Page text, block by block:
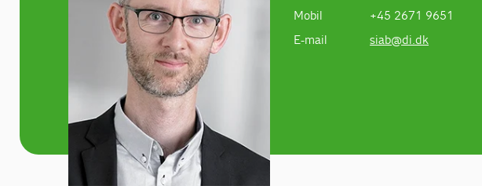
Mobil
+45 2671 9651
E-mail
siab@di.dk